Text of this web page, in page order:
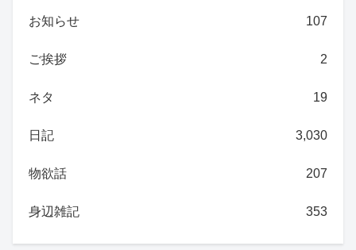
お知らせ 107
ご挨拶 2
ネタ 19
日記 3,030
物欲話 207
身辺雑記 353